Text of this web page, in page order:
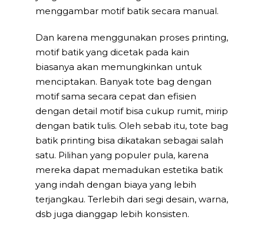
menggambar motif batik secara manual.
Dan karena menggunakan proses printing,
motif batik yang dicetak pada kain
biasanya akan memungkinkan untuk
menciptakan. Banyak tote bag dengan
motif sama secara cepat dan efisien
dengan detail motif bisa cukup rumit, mirip
dengan batik tulis. Oleh sebab itu, tote bag
batik printing bisa dikatakan sebagai salah
satu. Pilihan yang populer pula, karena
mereka dapat memadukan estetika batik
yang indah dengan biaya yang lebih
terjangkau. Terlebih dari segi desain, warna,
dsb juga dianggap lebih konsisten.